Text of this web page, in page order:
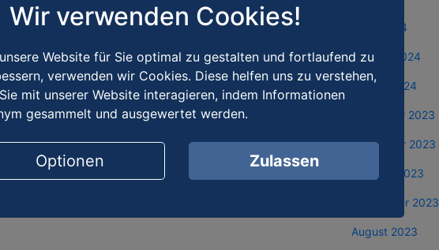
März 2024
Februar 2024
Januar 2024
Dezember 2023
November 2023
Oktober 2023
September 2023
August 2023
Wir verwenden Cookies!
Website für Sie optimal zu gestalten und fortlaufend zu
verwenden wir Cookies. Diese helfen uns zu verstehen,
mit unserer Website interagieren, indem Informationen
gesammelt und ausgewertet werden.
Zulassen
Optionen